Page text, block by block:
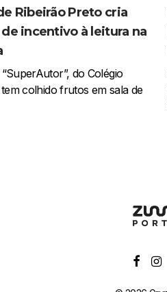
Ribeirão Preto cria
incentivo à leitura na
do Colégio
colhido frutos em sala de